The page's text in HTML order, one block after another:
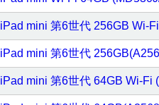
iPad mini 第6世代 256GB Wi-
iPad mini 第6世代
iPad mini 第6世代 64GB Wi-Fi